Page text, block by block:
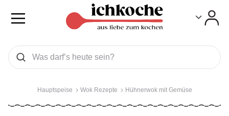
Was wollen Sie suchen
Suchen
Hauptspeise Wok Rezepte Hühnerwok mit Gemüse